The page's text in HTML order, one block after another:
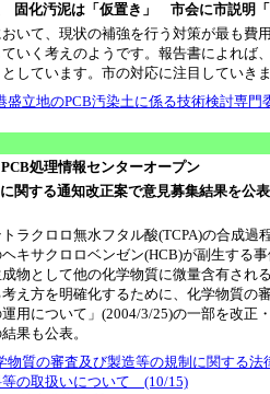
固化汚泥は「仮置き」 市会に市説明「
いて、現状の補強を行う対策が最も費
いく考えのようです。報告書によれば
しています。市の対応に注目していき
盛立地のPCB汚染土に係る技術検討専門
処理情報センターオープン
関する通知改正案で意見募集結果を
ラクロロ無水フタル酸(TCPA)の合成過
キサクロロベンゼン(HCB)が副生する
物として他の化学物質に微量含有され
え方を明確化するために、化学物質の
用について」(2004/3/25)の一部を改正
果も公表。
物質の審査及び製造等の規制に関する
等の取扱いについて (10/15)